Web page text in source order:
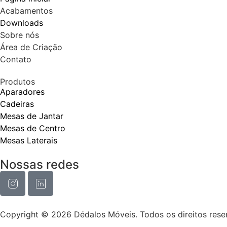
Acabamentos
Downloads
Sobre nós
Área de Criação
Contato
Produtos
Aparadores
Cadeiras
Mesas de Jantar
Mesas de Centro
Mesas Laterais
Nossas redes
Copyright © 2026 Dédalos Móveis. Todos os direitos